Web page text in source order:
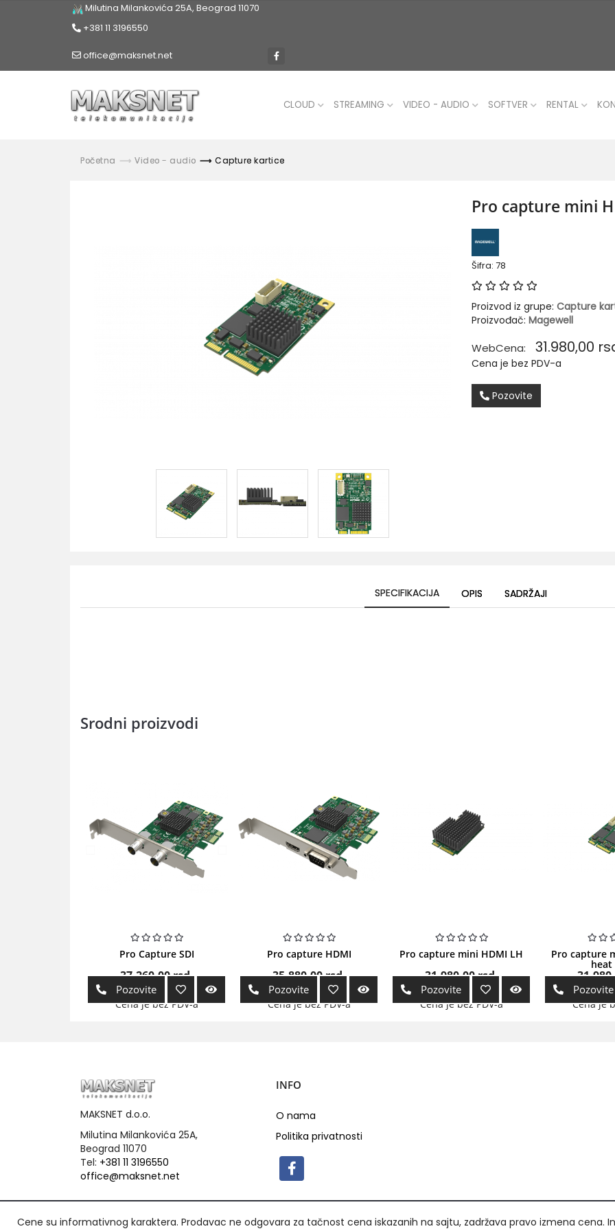
Milutina Milankovića 25A, Beograd 11070
+381 11 3196550
office@maksnet.net
CLOUD STREAMING VIDEO - AUDIO SOFTVER RENTAL
Početna Video - audio Capture kartice
Pro capture mini
Šifra: 78
Proizvod iz grupe: Capture
Proizvođač: Magewell
WebCena: 31.980,00
Cena je bez PDV-a
Pozovite
SPECIFIKACIJA OPIS SADRŽAJI
Srodni proizvodi
Pro Capture SDI
37.260,00rsd.
Cena je bez PDV-a
Pozovite
Pro capture HDMI
35.880,00rsd.
Cena je bez PDV-a
Pozovite
Pro capture mini HDMI LH
31.980,00rsd.
Cena je bez PDV-a
Pozovite
Pro capture
heat
Cena je
Pozovite
MAKSNET d.o.o.
Milutina Milankovića 25A,
Beograd 11070
Tel: +381 11 3196550
office@maksnet.net
INFO
O nama
Politika privatnosti
Cene su informativnog karaktera. Prodavac ne odgovara za tačnost cena iskazanih na sajtu, zadržava pravo izmena